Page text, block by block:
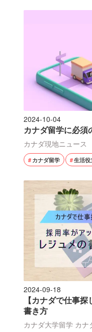
2024-10-04
カナダ留学に必須
カナダ現地ニュース
カナダ留学 生活役
2024-09-18
【カナダで仕事
書き方
カナダ大学留学 カナ